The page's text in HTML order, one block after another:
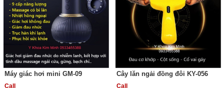
Máy giác hơi mini GM-09
Call
Cây lăn ngải đồng đôi KY-056
Call